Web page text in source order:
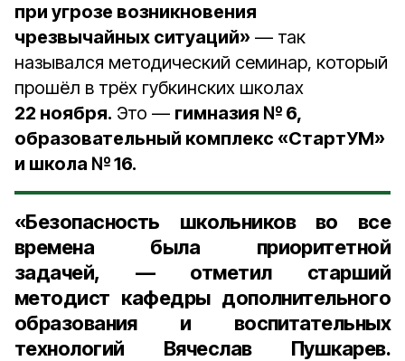
при угрозе возникновения
чрезвычайных ситуаций» — так
назывался методический семинар, который
прошёл в трёх губкинских школах
22 ноября. Это — гимназия № 6,
образовательный комплекс «СтартУМ»
и школа № 16.
«Безопасность школьников во все
времена была приоритетной
задачей, — отметил старший
методист кафедры дополнительного
образования и воспитательных
технологий Вячеслав Пушкарев.